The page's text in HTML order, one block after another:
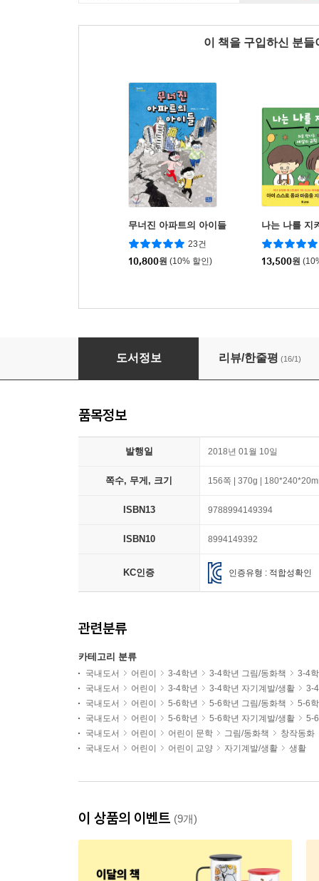
이 책을 구입하신 분
무너진 아파트의 아이들
23건
10,800원 (10% 할인)
나는 나를 지
13,500원
재난에서 살아남는 10가지 방법
도서정보 리뷰/한줄평 (16/1)
품목정보
발행일 2018년 01월 10일
쪽수, 무게, 크기 156쪽 | 370g |
ISBN13 9788994149394
ISBN10 8994149392
KC인증 인증유형 : 적합성확인
관련분류
카테고리 분류
국내도서 어린이 3-4학년 3-4학년 그림/동화책
3-4
국내도서
어린이 3-4학년 3-4학년 자기계발/생활
3-
국내도서
어린이 5-6학년 5-6학년 그림/동화책
5-6
국내도서
어린이 5-6학년 5-6학년 자기계발/생활
5-
국내도서
어린이 어린이 문학 그림/동화책
창작동화
국내도서
어린이 어린이 교양 자기계발/생활 생활
이 상품의 이벤트 (9개)